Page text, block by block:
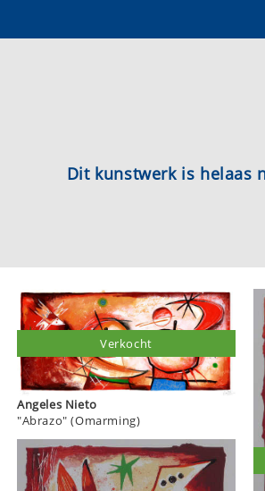
Dit kunstwerk is helaas
Angeles Nieto
"Abrazo" (Omarming)
Verkocht